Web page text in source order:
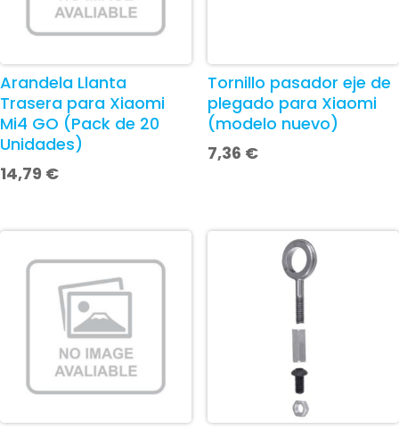
Arandela Llanta
Trasera para Xiaomi
Mi4 GO (Pack de 20
Unidades)
14,79 €
Tornillo pasador eje de
plegado para Xiaomi
(modelo nuevo)
7,36 €